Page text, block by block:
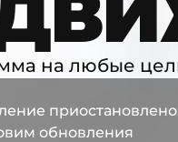
на любые
обновления